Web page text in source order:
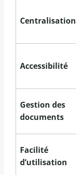
Centralisation
Accessibilité
Gestion des
documents
Facilité
d’utilisation